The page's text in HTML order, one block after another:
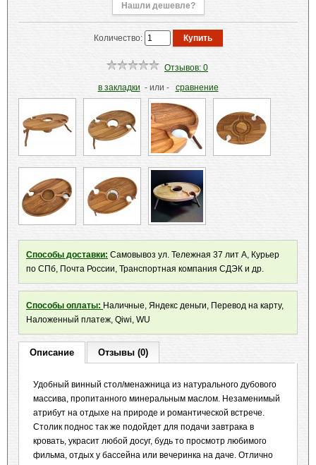
Нашли дешевле?
Количество:
Отзывов: 0
в закладки - или - сравнение
Способы доставки: Самовывоз ул. Тележная 37 лит А, Курьер
по СПб, Почта России, Транспортная компания СДЭК и др.
Способы оплаты: Наличные, Яндекс деньги, Перевод на карту,
Наложенный платеж, Qiwi, WU
Описание Отзывы (0)
Удобный винный стол/менажница из натурального дубового
массива, пропитанного минеральным маслом. Hезаменимый
атрибут на отдыхе на природе и романтической встрече.
Столик поднос так же подойдет для подачи завтрака в
кровать, украсит любой досуг, будь то просмотр любимого
фильма, отдых у бассейна или вечеринка на даче. Отлично